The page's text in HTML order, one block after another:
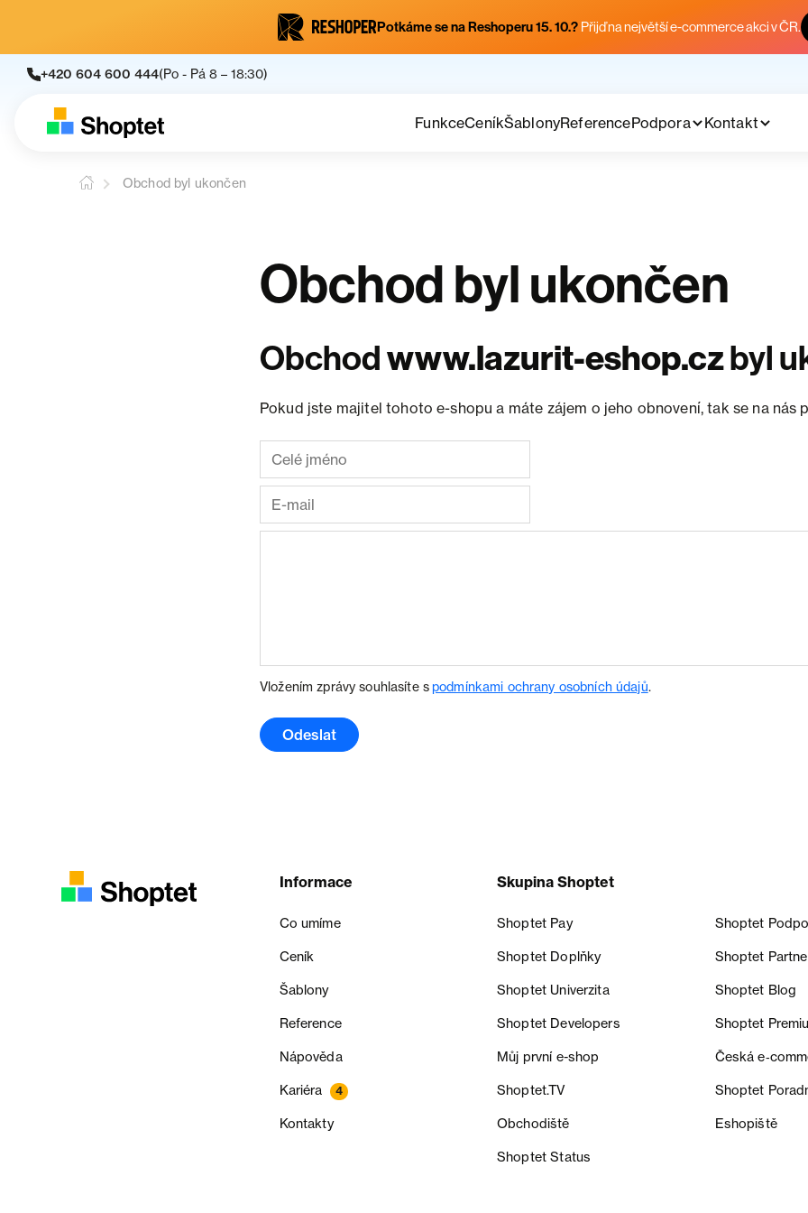
Potkáme se na Reshoperu 15. 10.? Přijď na největší e-commerce akci v ČR.
+420 604 600 444(Po - Pá 8 – 18:30)
FunkceCeníkŠablonyReferencePodpora Kontakt
Obchod byl ukončen
Obchod byl ukončen
Obchodwww.lazurit-eshop.czbyl
Pokud jste majitel tohoto e-shopu a máte zájem o jeho obnovení, tak se na nás
Vložením zprávy souhlasíte spodmínkami ochrany osobních údajů.
Odeslat
Informace
Co umíme
Ceník
Šablony
Reference
Nápověda
Kariéra 4
Kontakty
Skupina Shoptet
Shoptet Pay Shoptet
Shoptet Doplňky Shoptet
Shoptet Univerzita Shoptet Blog
Shoptet Developers Shoptet
Můj první e-shop Česká
Shoptet.TV Shoptet
Obchodiště Eshopiště
Shoptet Status